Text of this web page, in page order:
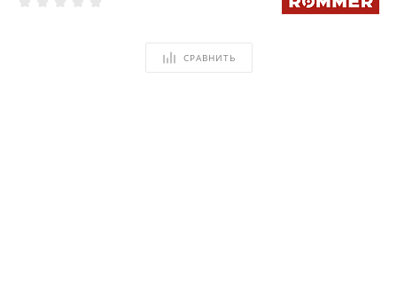
СРАВНИТЬ